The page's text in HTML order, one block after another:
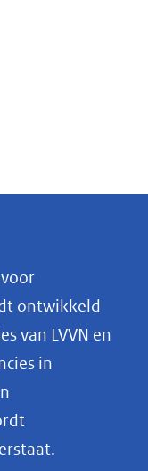
ontwikkeld
van LVVN en
in